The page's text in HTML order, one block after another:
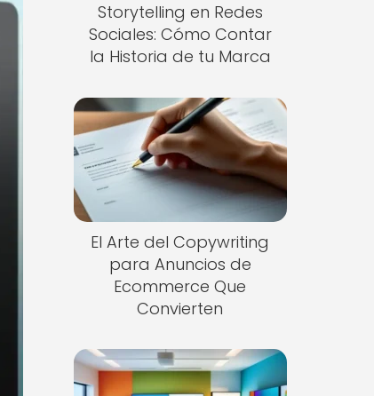
Storytelling en Redes
Sociales: Cómo Contar
la Historia de tu Marca
El Arte del Copywriting
para Anuncios de
Ecommerce Que
Convierten